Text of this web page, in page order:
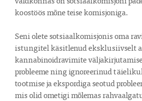
koostöös mõne teise komisjoniga.
Seni olete sotsiaalkomisjonis oma
istungitel käsitlenud eksklusiivselt
kannabinoidravimite
probleeme ning ignoreerinud
tootmise ja ekspordiga seotud
mis olid ometigi mõlemas